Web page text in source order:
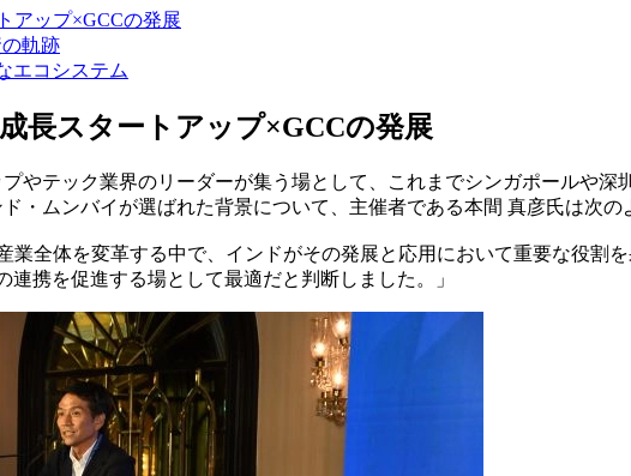
アップ×GCCの発展
の軌跡
エコシステム
長スタートアップ×GCCの発展
プやテック業界のリーダーが集う場として、これまでシンガポールや深
・ムンバイが選ばれた背景について、主催者である本間 真彦氏は次の
業全体を変革する中で、インドがその発展と応用において重要な役割
携を促進する場として最適だと判断しました。」